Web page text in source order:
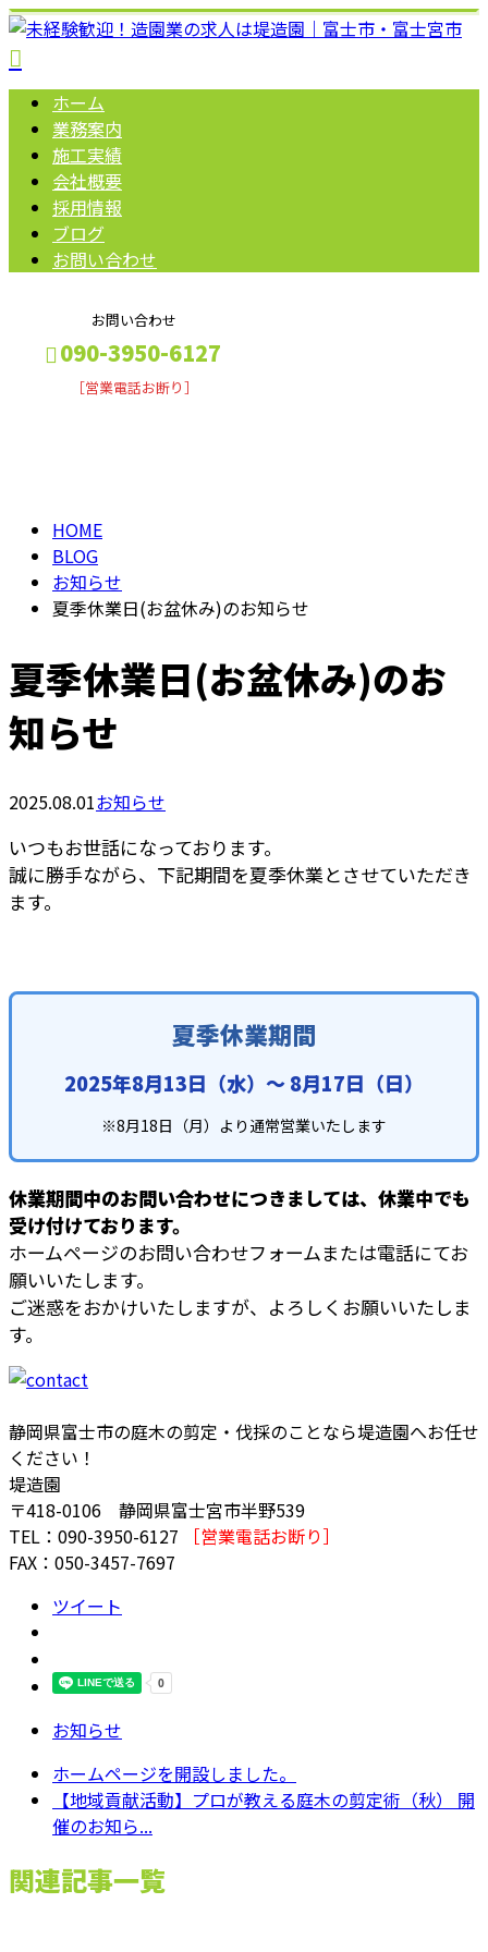
ホーム
業務案内
施工実績
会社概要
採用情報
ブログ
お問い合わせ
お問い合わせ
090-3950-6127
［営業電話お断り］
HOME
BLOG
お知らせ
夏季休業日(お盆休み)のお知らせ
夏季休業日(お盆休み)のお
知らせ
2025.08.01お知らせ
いつもお世話になっております。
誠に勝手ながら、下記期間を夏季休業とさせていただき
ます。
夏季休業期間
2025年8月13日（水）〜 8月17日（日）
※8月18日（月）より通常営業いたします
休業期間中のお問い合わせにつきましては、休業中でも
受け付けております。
ホームページのお問い合わせフォームまたは電話にてお
願いいたします。
ご迷惑をおかけいたしますが、よろしくお願いいたしま
す。
静岡県富士市の庭木の剪定・伐採のことなら堤造園へお任せ
ください！
堤造園
〒418-0106 静岡県富士宮市半野539
TEL：090-3950-6127
［営業電話お断り］
FAX：050-3457-7697
ツイート
お知らせ
ホームページを開設しました。
【地域貢献活動】プロが教える庭木の剪定術（秋） 開
催のお知ら...
関連記事一覧